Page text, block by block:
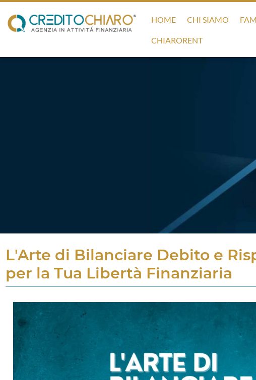
HOME CHI SIAMO
CHIARORENT
L'Arte di Bilanciare Debito e
per la Tua Libertà Finanziaria